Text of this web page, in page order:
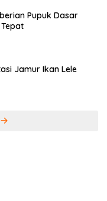
Pupuk Dasar
Jamur Ikan Lele